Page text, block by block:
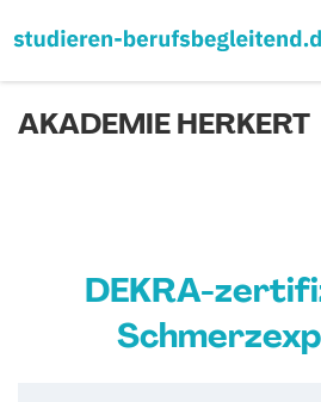
AKADEMIE HERKERT
DEKRA-